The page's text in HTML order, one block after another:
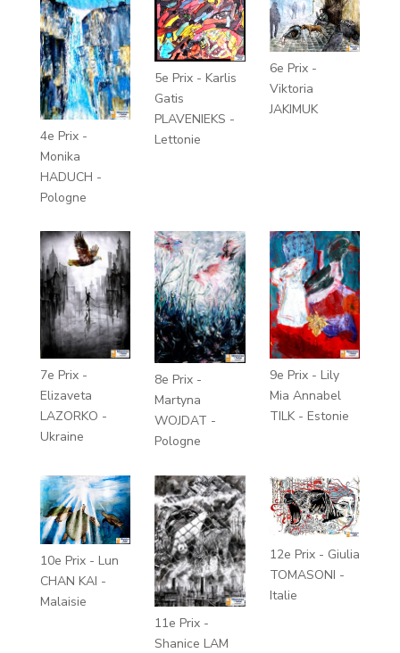
4e Prix -
Monika
HADUCH -
Pologne
5e Prix - Karlis
Gatis
PLAVENIEKS -
Lettonie
6e Prix -
Viktoria
JAKIMUK
7e Prix -
Elizaveta
LAZORKO -
Ukraine
8e Prix -
Martyna
WOJDAT -
Pologne
9e Prix - Lily
Mia Annabel
TILK - Estonie
10e Prix - Lun
CHAN KAI -
Malaisie
11e Prix -
Shanice LAM
12e Prix - Giulia
TOMASONI -
Italie